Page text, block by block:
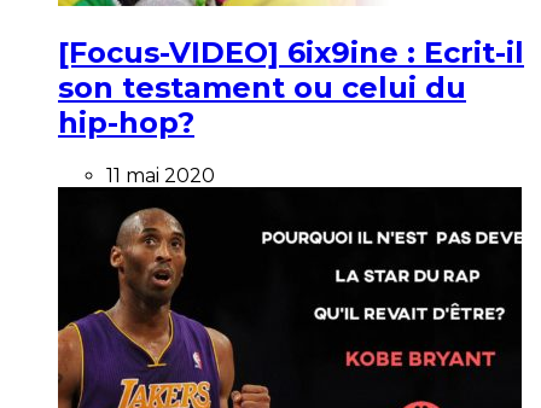
[Focus-VIDEO] 6ix9ine : Ecrit-il
son testament ou celui du
hip-hop?
11 mai 2020